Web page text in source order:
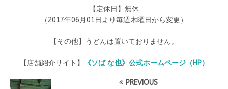
【定休日】無休
（2017年06月01日より毎週木曜日から変更）
【その他】うどんは置いておりません。
【店舗紹介サイト】 《ソば な也》公式ホームページ（HP）
PREVIOUS